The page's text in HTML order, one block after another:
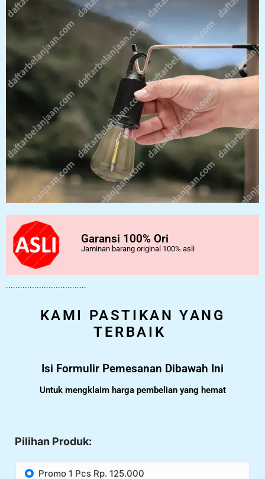
Garansi 100% Ori
Jaminan barang original 100% asli
..................................
KAMI PASTIKAN YANG
TERBAIK
Isi Formulir Pemesanan Dibawah Ini
Untuk mengklaim harga pembelian yang hemat
Pilihan Produk:
Promo 1 Pcs Rp. 125.000